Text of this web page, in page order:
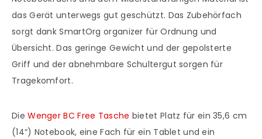
das Gerät unterwegs gut geschützt. Das Zubehörfach
sorgt dank SmartOrg organizer für Ordnung und
Übersicht. Das geringe Gewicht und der gepolsterte
Griff und der abnehmbare Schultergut sorgen für
Tragekomfort.
DieWenger BC Free Tasche bietet Platz für ein 35,6 cm
(14“) Notebook, eine Fach für ein Tablet und ein